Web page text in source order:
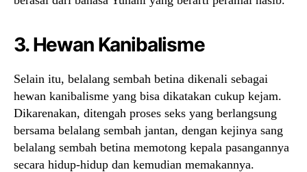
3. Hewan Kanibalisme
Selain itu, belalang sembah betina dikenali sebagai
hewan kanibalisme yang bisa dikatakan cukup kejam.
Dikarenakan, ditengah proses seks yang berlangsung
bersama belalang sembah jantan, dengan kejinya sang
belalang sembah betina memotong kepala pasangannya
secara hidup-hidup dan kemudian memakannya.